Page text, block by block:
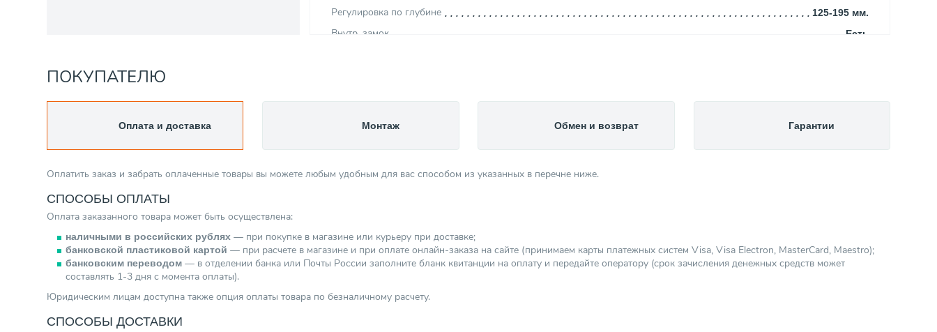
Регулировка по глубине 125-195 мм.
Внутр. замок Есть
ПОКУПАТЕЛЮ
Оплата и доставка
Оплатить заказ и забрать оплаченные товары вы можете любым удобным для вас способом из указанных в перечне ниже.
СПОСОБЫ ОПЛАТЫ
Оплата заказанного товара может быть осуществлена:
наличными в российских рублях — при покупке в магазине или курьеру при доставке;
банковской пластиковой картой — при расчете в магазине и при оплате онлайн-заказа на сайте (принимаем карты платежных систем Visa, Visa Electron, MasterCard, Maestro);
банковским переводом — в отделении банка или Почты России заполните бланк квитанции на оплату и передайте оператору (срок зачисления денежных средств может
составлять 1-3 дня с момента оплаты).
Юридическим лицам доступна также опция оплаты товара по безналичному расчету.
СПОСОБЫ ДОСТАВКИ
Монтаж Обмен и возврат Гарантии